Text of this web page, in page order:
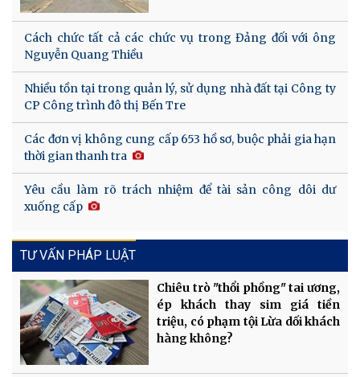
Cách chức tất cả các chức vụ trong Đảng đối với ông
Nguyễn Quang Thiều
Nhiều tồn tại trong quản lý, sử dụng nhà đất tại Công ty
CP Công trình đô thị Bến Tre
Các đơn vị không cung cấp 653 hồ sơ, buộc phải gia hạn
thời gian thanh tra
Yêu cầu làm rõ trách nhiệm để tài sản công dôi dư
xuống cấp
TƯ VẤN PHÁP LUẬT
Chiêu trò "thổi phồng" tai ương,
ép khách thay sim giá tiền
triệu, có phạm tội Lừa dối khách
hàng không?